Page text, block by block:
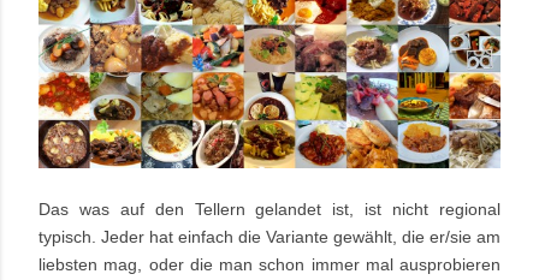
Das was auf den Tellern gelandet ist, ist nicht regional
typisch. Jeder hat einfach die Variante gewählt, die er/sie am
liebsten mag, oder die man schon immer mal ausprobieren